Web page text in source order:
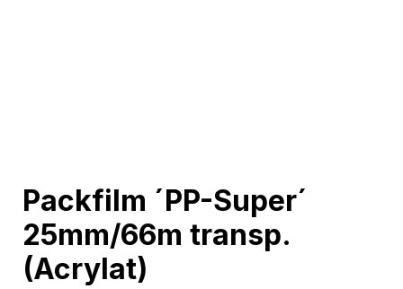
to
the
beginning
of
Packfilm ´PP-Super´
25mm/66m transp.
(Acrylat)